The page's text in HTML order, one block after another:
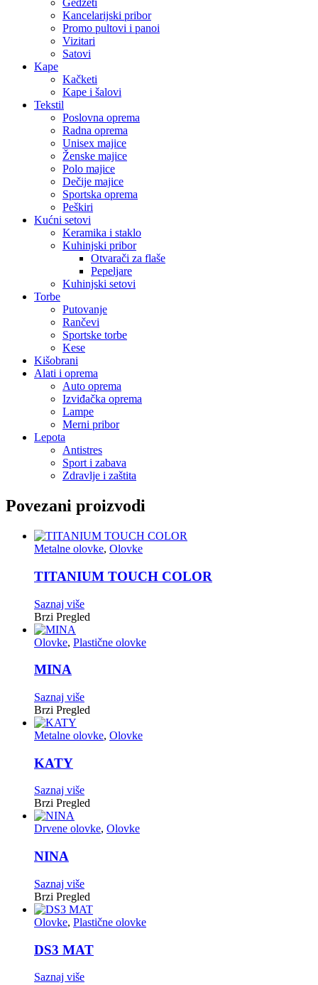
Gedžeti
Kancelarijski pribor
Promo pultovi i panoi
Vizitari
Satovi
Kape
Kačketi
Kape i šalovi
Tekstil
Poslovna oprema
Radna oprema
Unisex majice
Ženske majice
Polo majice
Dečije majice
Sportska oprema
Peškiri
Kućni setovi
Keramika i staklo
Kuhinjski pribor
Otvarači za flaše
Pepeljare
Kuhinjski setovi
Torbe
Putovanje
Rančevi
Sportske torbe
Kese
Kišobrani
Alati i oprema
Auto oprema
Izviđačka oprema
Lampe
Merni pribor
Lepota
Antistres
Sport i zabava
Zdravlje i zaštita
Povezani proizvodi
Metalne olovke, Olovke
TITANIUM TOUCH COLOR
Saznaj više
Brzi Pregled
Olovke, Plastične olovke
MINA
Saznaj više
Brzi Pregled
Metalne olovke, Olovke
KATY
Saznaj više
Brzi Pregled
Drvene olovke, Olovke
NINA
Saznaj više
Brzi Pregled
Olovke, Plastične olovke
DS3 MAT
Saznaj više